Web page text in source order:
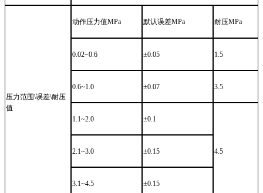
压力范围\误差\耐压
值
动作压力值MPa 默认误差MPa 耐压MPa
0.02~0.6 ±0.05 1.5
0.6~1.0 ±0.07 3.5
1.1~2.0 ±0.1
4.5
2.1~3.0 ±0.15
3.1~4.5 ±0.15